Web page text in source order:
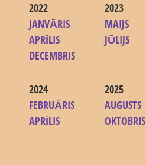
2022
JANVĀRIS
APRĪLIS
DECEMBRIS
2023
MAIJS
JŪLIJS
2024
FEBRUĀRIS
APRĪLIS
2025
AUGUSTS
OKTOBRIS